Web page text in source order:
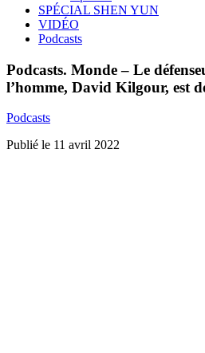
SPÉCIAL SHEN YUN
VIDÉO
Podcasts
Podcasts. Monde – Le
l’homme, David Kilgour, est
Podcasts
Publié le 11 avril 2022